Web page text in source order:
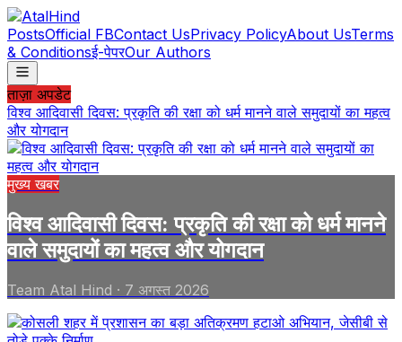
PostsOfficial FBContact UsPrivacy PolicyAbout UsTerms
& Conditionsई-पेपरOur Authors
ताज़ा अपडेट
विश्व आदिवासी दिवस: प्रकृति की रक्षा को धर्म मानने वाले समुदायों का महत्व
और योगदान
मुख्य खबर
विश्व आदिवासी दिवस: प्रकृति की रक्षा को धर्म मानने
वाले समुदायों का महत्व और योगदान
Team Atal Hind · 7 अगस्त 2026